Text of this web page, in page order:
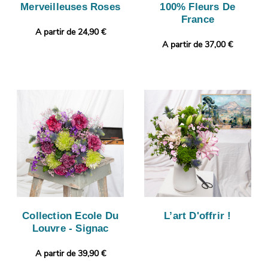
Merveilleuses Roses
A partir de 24,90 €
100% Fleurs De
France
A partir de 37,00 €
Collection Ecole Du
Louvre - Signac
A partir de 39,90 €
L’art D'offrir !